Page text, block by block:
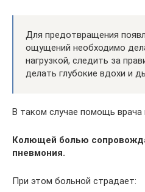
Для предотвращения
ощущений необходимо
нагрузкой, следить за
делать глубокие вдохи и
В таком случае помощь врача
Колющей болью
пневмония.
При этом больной страдает: